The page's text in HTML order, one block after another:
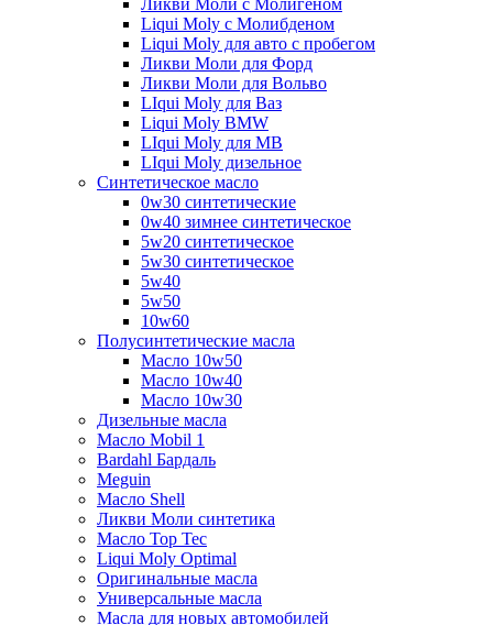
Ликви Моли с Молигеном
Liqui Moly с Молибденом
Liqui Moly для авто с пробегом
Ликви Моли для Форд
Ликви Моли для Вольво
LIqui Moly для Ваз
Liqui Moly BMW
LIqui Moly для MB
LIqui Moly дизельное
Синтетическое масло
0w30 синтетические
0w40 зимнее синтетическое
5w20 синтетическое
5w30 синтетическое
5w40
5w50
10w60
Полусинтетические масла
Масло 10w50
Масло 10w40
Масло 10w30
Дизельные масла
Масло Mobil 1
Bardahl Бардаль
Meguin
Масло Shell
Ликви Моли синтетика
Масло Top Tec
Liqui Moly Optimal
Оригинальные масла
Универсальные масла
Масла для новых автомобилей